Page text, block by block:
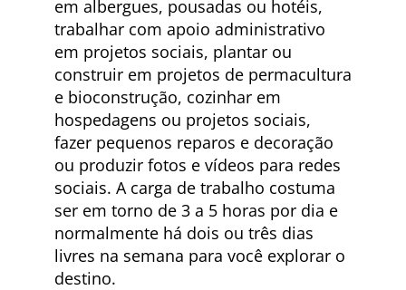
em albergues, pousadas ou hotéis,
trabalhar com apoio administrativo
em projetos sociais, plantar ou
construir em projetos de permacultura
e bioconstrução, cozinhar em
hospedagens ou projetos sociais,
fazer pequenos reparos e decoração
ou produzir fotos e vídeos para redes
sociais. A carga de trabalho costuma
ser em torno de 3 a 5 horas por dia e
normalmente há dois ou três dias
livres na semana para você explorar o
destino.